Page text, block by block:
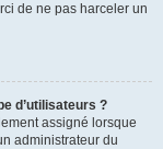
de ne pas harceler un
d’utilisateurs ?
assigné lorsque
administrateur du